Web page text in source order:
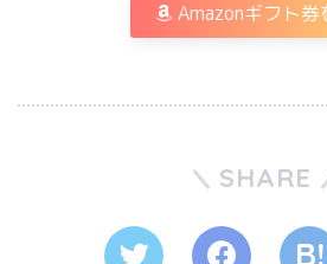
Amazonギフト券
SHARE